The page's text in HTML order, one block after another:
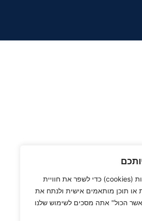
אנחנו משתמשים בקבצי עוגיות (cookies) כדי לשפר את חוויית
או תוכן מותאמים אישית ולנתח את
הכול" אתה מסכים לשימוש שלנו